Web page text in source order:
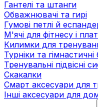
Гантелі та штанги
Обважнювачі та гирі
Гумові петлі й
М'ячі для фітнесу і
Килимки для
Турніки та
Тренувальні підвісні
Скакалки
Смарт аксесуари для
Інші аксесуари для